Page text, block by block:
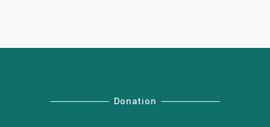
Donation